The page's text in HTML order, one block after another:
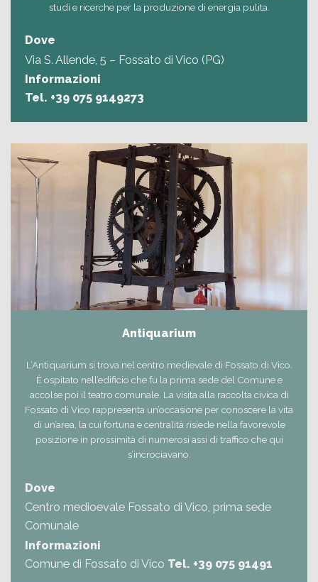
studi e ricerche per la produzione di energia pulita.
Dove
Via S. Allende, 5 – Fossato di Vico (PG)
Informazioni
Tel. +39 075 9149273
Antiquarium
L’Antiquarium si trova nel centro medievale di Fossato di Vico.
È ospitato nell’edificio che fu la prima sede del Comune e
accolse poi il teatro comunale. La visita alla raccolta civica di
Fossato di Vico rappresenta un’occasione per conoscere la vita
di un’area, la cui fortuna e centralità risiede nella favorevole
posizione in prossimità di numerosi assi di traffico che qui
s’incrociavano.
Dove
Centro medioevale Fossato di Vico, prima sede
Comunale
Informazioni
Comune di Fossato di Vico Tel. +39 075 91491